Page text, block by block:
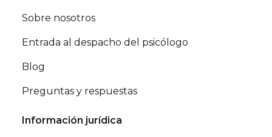
Sobre nosotros
Entrada al despacho del psicólogo
Blog
Preguntas y respuestas
Información jurídica